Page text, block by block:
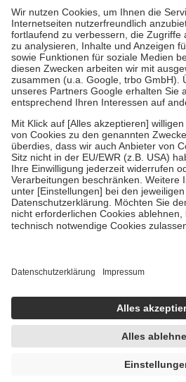
Grundsätzlich leisten Mitglieder
Prozent des Abgabepreises,mindestens
höchstens zehn Euro.Es sind jedoch nie
Kosten der Leistung zu entrichten.
Diese Regeln gelten grundsätzlich
Bei Heilmitteln und häuslicher
Zuzahlung zehn Prozent der Kosten
Verordnung.
Um das Engagement der Versicherten
stärken und die besondere Stellung der
fallenkeine Zuzahlungenan bei:
• Kindern und Jugendlichen bis zum
mit Ausnahme der Fahrkosten
• Untersuchungen zur Vorsorge und
GKV getragen werden
Einholung von Bewertungen. Trusted
getroffen, um sicherzustellen, dass es
handelt. Mehr Informationen findest du
https://help.etrusted.com/hc/de/